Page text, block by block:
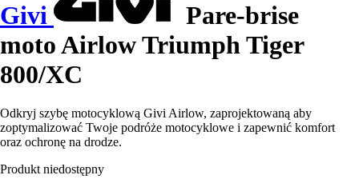
Givi
Pare-brise
moto Airlow Triumph Tiger
800/XC
Odkryj szybę motocyklową Givi Airlow, zaprojektowaną aby
zoptymalizować Twoje podróże motocyklowe i zapewnić komfort
oraz ochronę na drodze.
Produkt niedostępny